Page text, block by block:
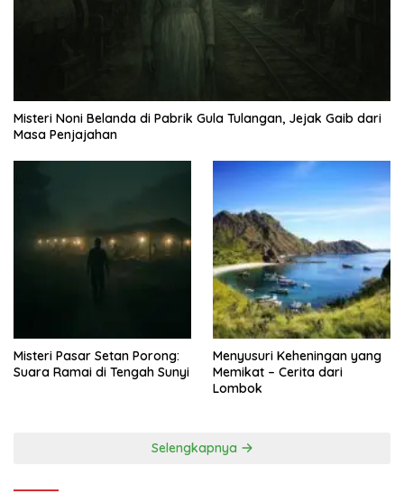
Misteri Noni Belanda di Pabrik Gula Tulangan, Jejak Gaib dari
Masa Penjajahan
Misteri Pasar Setan Porong:
Suara Ramai di Tengah Sunyi
Menyusuri Keheningan yang
Memikat – Cerita dari
Lombok
Selengkapnya